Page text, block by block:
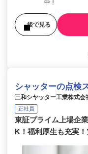
中！
後で見る
シャッターの点検
三和シヤッター工業株式
正社員
東証プライム上場企
K！福利厚生も充実